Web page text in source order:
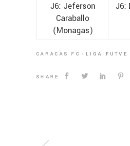
J6: Jeferson
Caraballo
(Monagas)
J6:
CARACAS FC LIGA FUTVE
SHARE